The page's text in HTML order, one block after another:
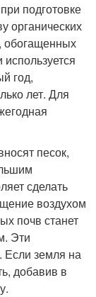
подготовке
органических
обогащенных
год,
лет. Для
песок,
сделать
воздухом
почв станет
Эти
Если земля на
добавив в